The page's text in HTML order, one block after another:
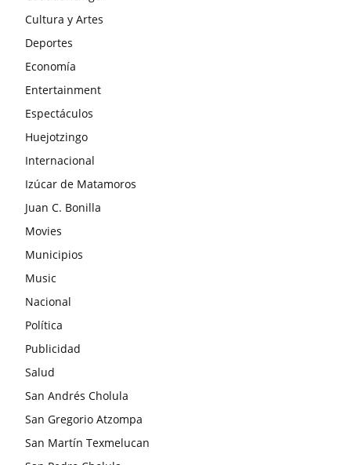
Cultura y Artes
Deportes
Economía
Entertainment
Espectáculos
Huejotzingo
Internacional
Izúcar de Matamoros
Juan C. Bonilla
Movies
Municipios
Music
Nacional
Política
Publicidad
Salud
San Andrés Cholula
San Gregorio Atzompa
San Martín Texmelucan